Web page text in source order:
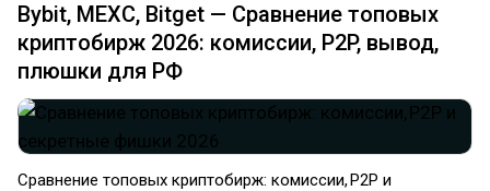
Bybit, MEXC, Bitget — Сравнение топовых
криптобирж 2026: комиссии, P2P, вывод,
плюшки для РФ
Сравнение топовых криптобирж: комиссии, P2P и